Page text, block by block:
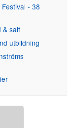
- 38
& salt
utbildning